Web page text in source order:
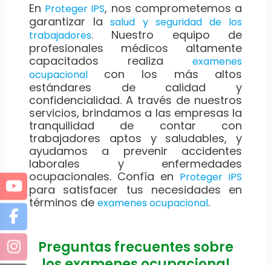
En Proteger IPS, nos comprometemos a
garantizar la salud y seguridad de los
trabajadores. Nuestro equipo de
profesionales médicos altamente
capacitados realizaexamenes
ocupacionalcon los más altos
estándares de calidad y
confidencialidad. A través de nuestros
servicios, brindamos a las empresas la
tranquilidad de contar con
trabajadores aptos y saludables, y
ayudamos a prevenir accidentes
laborales y enfermedades
ocupacionales. Confía en Proteger IPS
para satisfacer tus necesidades en
términos de examenes ocupacional.
Preguntas frecuentes sobre